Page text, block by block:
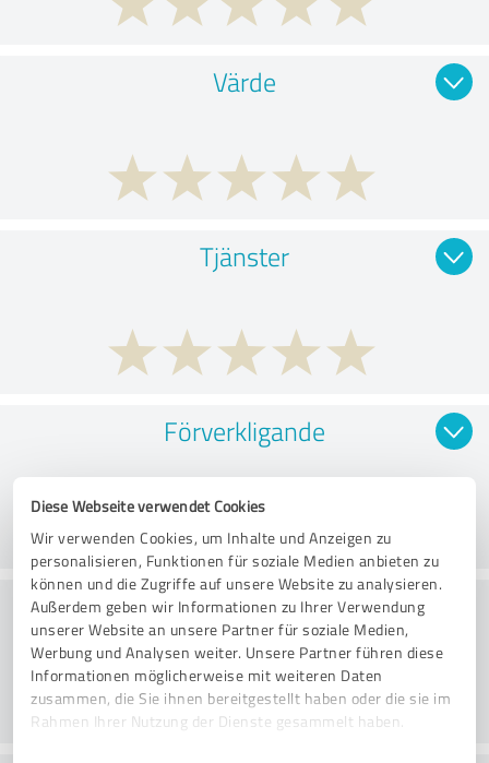
Diese Webseite verwendet Cookies
Wir verwenden Cookies, um Inhalte und Anzeigen zu
personalisieren, Funktionen für soziale Medien anbieten zu
können und die Zugriffe auf unsere Website zu analysieren.
Außerdem geben wir Informationen zu Ihrer Verwendung
unserer Website an unsere Partner für soziale Medien,
Werbung und Analysen weiter. Unsere Partner führen diese
Informationen möglicherweise mit weiteren Daten
zusammen, die Sie ihnen bereitgestellt haben oder die sie im
Rahmen Ihrer Nutzung der Dienste gesammelt haben.
Värde
Tjänster
Förverkligande
Rådgivning